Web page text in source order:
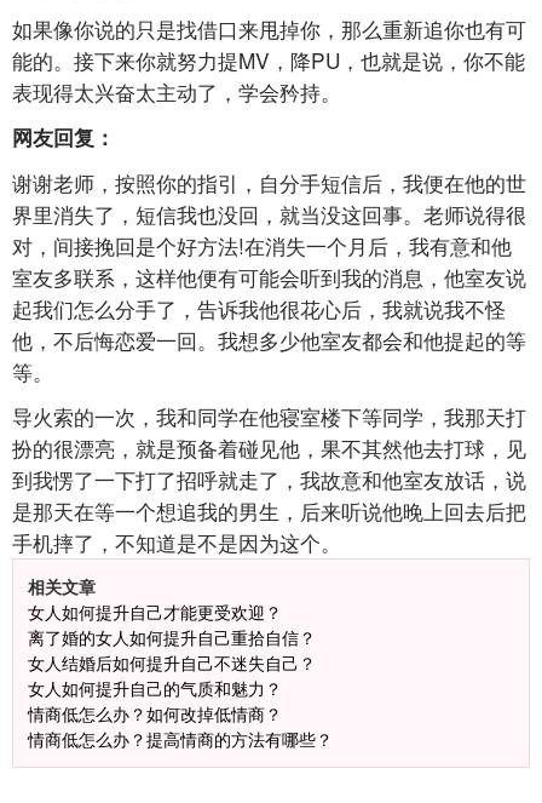
如果像你说的只是找借口来甩掉你，那么重新追你也有可
能的。接下来你就努力提MV，降PU，也就是说，你不能
表现得太兴奋太主动了，学会矜持。
网友回复：
谢谢老师，按照你的指引，自分手短信后，我便在他的世
界里消失了，短信我也没回，就当没这回事。老师说得很
对，间接挽回是个好方法!在消失一个月后，我有意和他
室友多联系，这样他便有可能会听到我的消息，他室友说
起我们怎么分手了，告诉我他很花心后，我就说我不怪
他，不后悔恋爱一回。我想多少他室友都会和他提起的等
等。
导火索的一次，我和同学在他寝室楼下等同学，我那天打
扮的很漂亮，就是预备着碰见他，果不其然他去打球，见
到我愣了一下打了招呼就走了，我故意和他室友放话，说
是那天在等一个想追我的男生，后来听说他晚上回去后把
手机摔了，不知道是不是因为这个。
相关文章
女人如何提升自己才能更受欢迎？
离了婚的女人如何提升自己重拾自信？
女人结婚后如何提升自己不迷失自己？
女人如何提升自己的气质和魅力？
情商低怎么办？如何改掉低情商？
情商低怎么办？提高情商的方法有哪些？